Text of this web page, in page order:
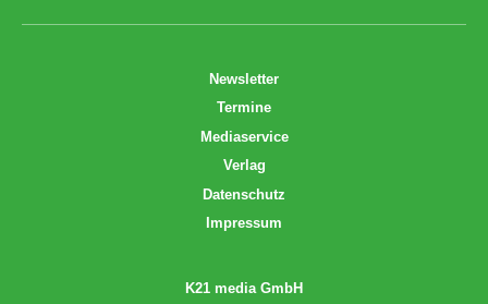
Newsletter
Termine
Mediaservice
Verlag
Datenschutz
Impressum
K21 media GmbH